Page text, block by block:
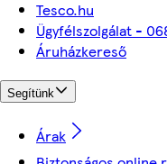
Tesco.hu
Ügyfélszolgálat -
Áruházkereső
Segítünk
Árak